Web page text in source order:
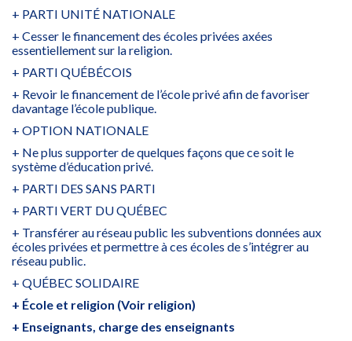
+ PARTI UNITÉ NATIONALE
+ Cesser le financement des écoles privées axées
essentiellement sur la religion.
+ PARTI QUÉBÉCOIS
+ Revoir le financement de l’école privé afin de favoriser
davantage l’école publique.
+ OPTION NATIONALE
+ Ne plus supporter de quelques façons que ce soit le
système d’éducation privé.
+ PARTI DES SANS PARTI
+ PARTI VERT DU QUÉBEC
+ Transférer au réseau public les subventions données aux
écoles privées et permettre à ces écoles de s’intégrer au
réseau public.
+ QUÉBEC SOLIDAIRE
+ École et religion (Voir religion)
+ Enseignants, charge des enseignants